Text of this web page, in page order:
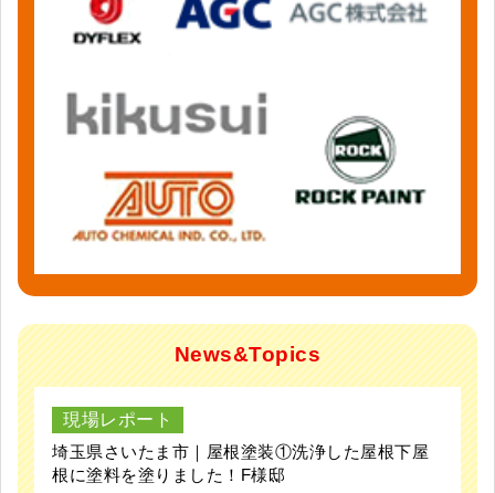
News&Topics
現場レポート
埼玉県さいたま市｜屋根塗装①洗浄した屋根下屋
根に塗料を塗りました！F様邸